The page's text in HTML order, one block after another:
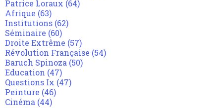
Patrice Loraux (64)
Afrique (63)
Institutions (62)
Séminaire (60)
Droite Extrême (57)
Révolution Française (54)
Baruch Spinoza (50)
Education (47)
Questions Ix (47)
Peinture (46)
Cinéma (44)